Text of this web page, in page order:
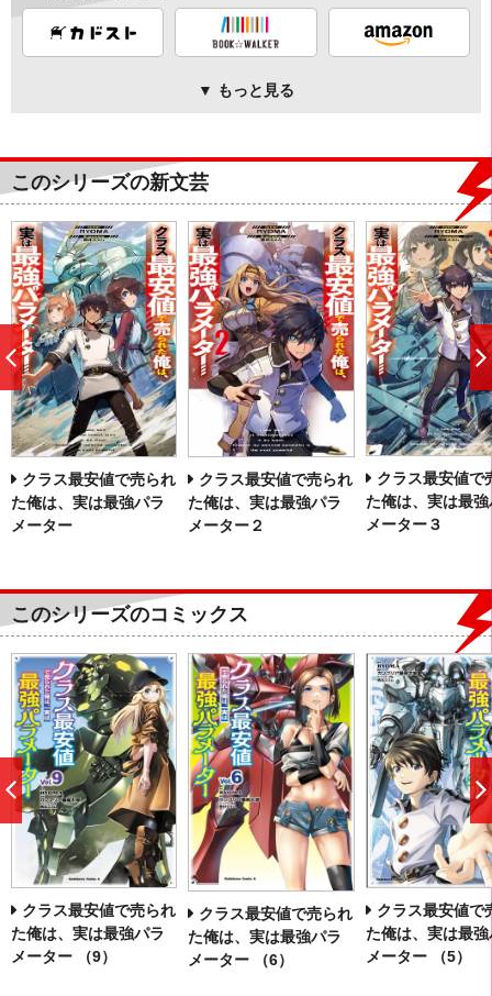
▼ もっと見る
このシリーズの新文芸
クラス最安値で売られ
た俺は、実は最強パラ
メーター
クラス最安値で売られ
た俺は、実は最強パラ
メーター２
クラス最安値で
た俺は、実は最強
メーター３
前
へ
このシリーズのコミックス
クラス最安値で売られ
た俺は、実は最強パラ
メーター （9）
クラス最安値で売られ
た俺は、実は最強パラ
メーター （6）
クラス最安値で
た俺は、実は最強
メーター （5）
前